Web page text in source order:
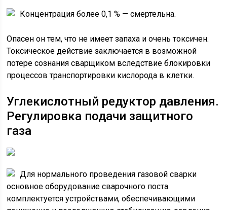
Концентрация более 0,1 % — смертельна.
Опасен он тем, что не имеет запаха и очень токсичен.
Токсическое действие заключается в возможной
потере сознания сварщиком вследствие блокировки
процессов транспортировки кислорода в клетки.
Углекислотный редуктор давления.
Регулировка подачи защитного
газа
Для нормального проведения газовой сварки
основное оборудование сварочного поста
комплектуется устройствами, обеспечивающими